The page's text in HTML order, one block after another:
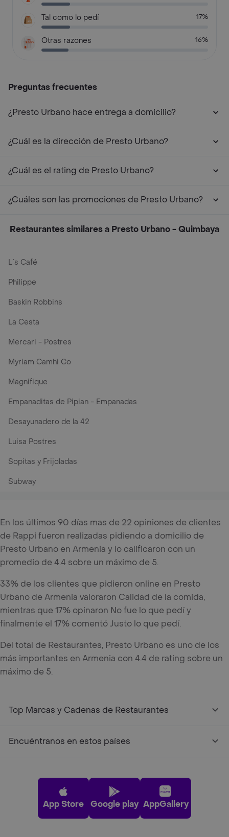
Tal como lo pedí 17%
Otras razones 16%
Preguntas frecuentes
¿Presto Urbano hace entrega a domicilio?
¿Cuál es la dirección de Presto Urbano?
¿Cuál es el rating de Presto Urbano?
¿Cuáles son las promociones de Presto Urbano?
Restaurantes similares a Presto Urbano - Quimbaya
L´s Café
Philippe
Baskin Robbins
La Cesta
Mercari - Postres
Myriam Camhi Co
Magnifique
Empanaditas de Pipian - Empanadas
Desayunadero de la 42
Luisa Postres
Sopitas y Frijoladas
Subway
En los últimos 90 días mas de 22 opiniones de clientes
de Rappi fueron realizadas pidiendo a domicilio de
Presto Urbano en Armenia y lo calificaron con un
promedio de 4.4 sobre un máximo de 5.
33% de los clientes que pidieron online en Presto
Urbano de Armenia valoraron Calidad de la comida,
mientras que 17% opinaron No fue lo que pedí y
finalmente el 17% comentó Justo lo que pedí.
Del total de Restaurantes, Presto Urbano es uno de los
más importantes en Armenia con 4.4 de rating sobre un
máximo de 5.
Top Marcas y Cadenas de Restaurantes
Encuéntranos en estos países
App Store Google play AppGallery